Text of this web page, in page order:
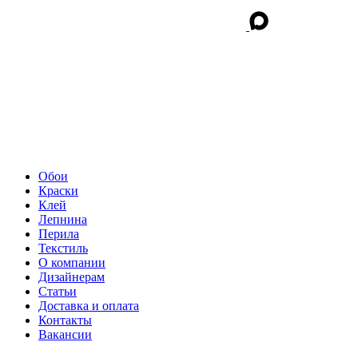
Обои
Краски
Клей
Лепнина
Перила
Текстиль
О компании
Дизайнерам
Статьи
Доставка и оплата
Контакты
Вакансии